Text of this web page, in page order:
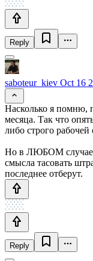
Reply
saboteur_kiev Oct 16
Насколько я помню,
месяца. Так что
либо строго
Но в ЛЮБОМ случае
смысла тасовать
последнее отберут.
Reply